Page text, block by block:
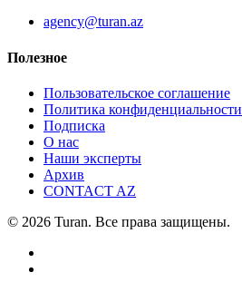
agency@turan.az
Полезное
Пользовательское соглашение
Политика конфиденциальности
Подписка
О нас
Наши эксперты
Архив
CONTACT AZ
© 2026 Turan. Все права защищены.